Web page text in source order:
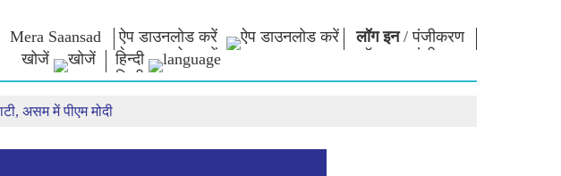
Mera Saansad ऐप डाउनलोड करें लॉग इन/पंजीकरण
खोजें
हिन्दी
नमो के विचार
असम में पीएम मोदी